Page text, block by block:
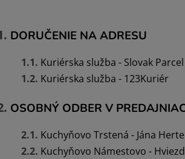
DORUČENIE NA ADRESU
Kuriérska služba - Slovak Parcel
Kuriérska služba - 123Kuriér
OSOBNÝ ODBER V
Kuchyňovo Trstená - Jána
Kuchyňovo Námestovo -